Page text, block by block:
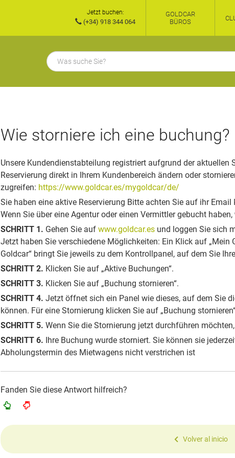
Jetzt buchen:
(+34) 918 344 064
GOLDCAR
BÜROS
Wie storniere ich eine buchung?
Unsere Kundendienstabteilung registriert aufgrund der aktuellen
Reservierung direkt in Ihrem Kundenbereich ändern oder
zugreifen: https://www.goldcar.es/mygoldcar/de/
Sie haben eine aktive Reservierung Bitte achten Sie auf ihr Email
Wenn Sie über eine Agentur oder einen Vermittler gebucht
SCHRITT 1. Gehen Sie auf www.goldcar.es und loggen Sie sich
Jetzt haben Sie verschiedene Möglichkeiten: Ein Klick auf „Mein
Goldcar“ bringt Sie jeweils zu dem Kontrollpanel, auf dem Sie
SCHRITT 2. Klicken Sie auf „Aktive Buchungen“.
SCHRITT 3. Klicken Sie auf „Buchung stornieren“.
SCHRITT 4. Jetzt öffnet sich ein Panel wie dieses, auf dem Sie
können. Für eine Stornierung klicken Sie auf „Buchung
SCHRITT 5. Wenn Sie die Stornierung jetzt durchführen
SCHRITT 6. Ihre Buchung wurde storniert. Sie können sie
Abholungstermin des Mietwagens nicht verstrichen ist
Fanden Sie diese Antwort hilfreich?
Volver al inicio